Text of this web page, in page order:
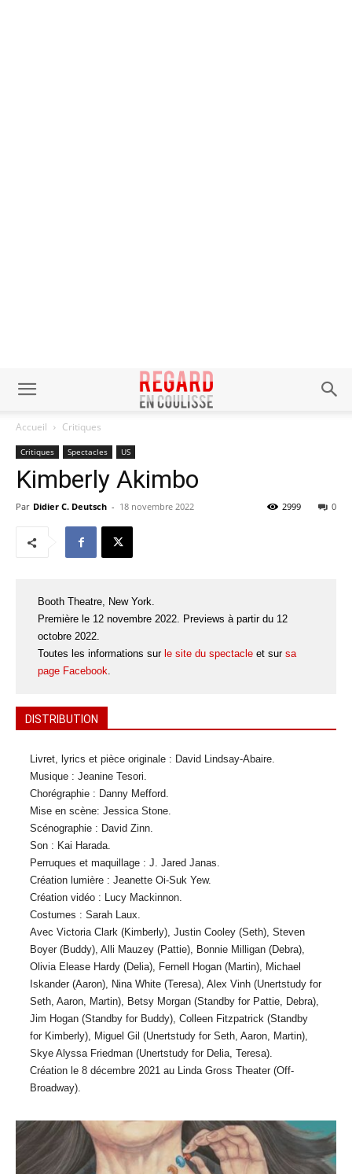
Accueil Critiques
Critiques Spectacles US
Kimberly Akimbo
Par Didier C. Deutsch - 18 novembre 2022 0
2999
Booth Theatre, New York.
Première le 12 novembre 2022. Previews à partir du 12
octobre 2022.
Toutes les informations sur le site du spectacle et sur sa
page Facebook.
DISTRIBUTION
Livret, lyrics et pièce originale : David Lindsay-Abaire.
Musique : Jeanine Tesori.
Chorégraphie : Danny Mefford.
Mise en scène: Jessica Stone.
Scénographie : David Zinn.
Son : Kai Harada.
Perruques et maquillage : J. Jared Janas.
Création lumière : Jeanette Oi-Suk Yew.
Création vidéo : Lucy Mackinnon.
Costumes : Sarah Laux.
Avec Victoria Clark (Kimberly), Justin Cooley (Seth), Steven
Boyer (Buddy), Alli Mauzey (Pattie), Bonnie Milligan (Debra),
Olivia Elease Hardy (Delia), Fernell Hogan (Martin), Michael
Iskander (Aaron), Nina White (Teresa), Alex Vinh (Unertstudy for
Seth, Aaron, Martin), Betsy Morgan (Standby for Pattie, Debra),
Jim Hogan (Standby for Buddy), Colleen Fitzpatrick (Standby
for Kimberly), Miguel Gil (Unertstudy for Seth, Aaron, Martin),
Skye Alyssa Friedman (Unertstudy for Delia, Teresa).
Création le 8 décembre 2021 au Linda Gross Theater (Off-
Broadway).